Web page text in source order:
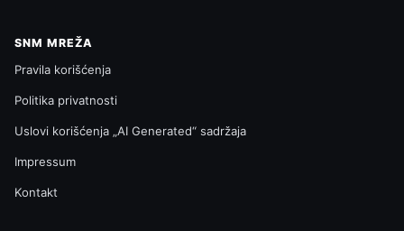
SNM MREŽA
Pravila korišćenja
Politika privatnosti
Uslovi korišćenja „AI Generated“ sadržaja
Impressum
Kontakt